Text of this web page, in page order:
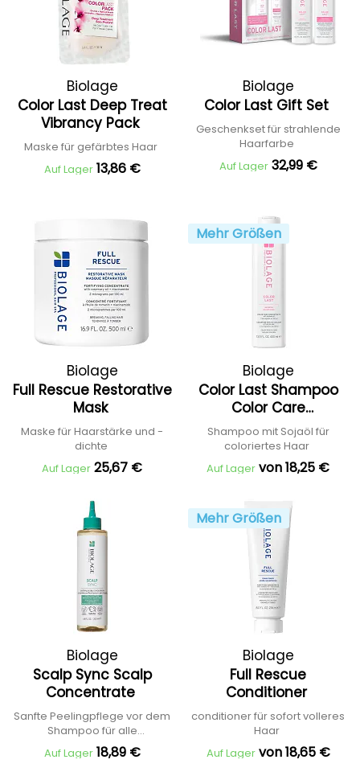
Biolage
Color Last Deep Treat
Vibrancy Pack
Maske für gefärbtes Haar
Auf Lager 13,86 €
Biolage
Color Last Gift Set
Geschenkset für strahlende
Haarfarbe
Auf Lager 32,99 €
Biolage
Full Rescue Restorative
Mask
Maske für Haarstärke und -
dichte
Auf Lager 25,67 €
Mehr Größen
Biolage
Color Last Shampoo
Color Care
Concentrate
Shampoo mit Sojaöl für
coloriertes Haar
Auf Lager von 18,25 €
Biolage
Scalp Sync Scalp
Concentrate
Sanfte Peelingpflege vor dem
Shampoo für alle
Kopfhauttypen
Auf Lager 18,89 €
Mehr Größen
Biolage
Full Rescue
Conditioner
conditioner für sofort volleres
Haar
Auf Lager von 18,65 €